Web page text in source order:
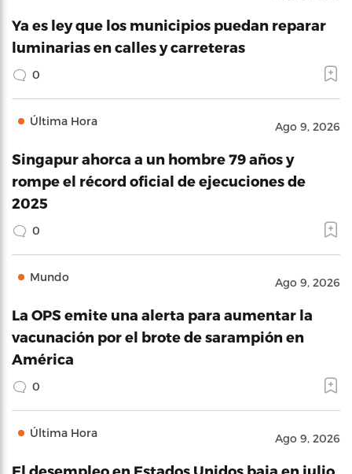
Ya es ley que los municipios puedan reparar
luminarias en calles y carreteras
0
Última Hora Ago 9, 2026
Singapur ahorca a un hombre 79 años y
rompe el récord oficial de ejecuciones de
2025
0
Mundo Ago 9, 2026
La OPS emite una alerta para aumentar la
vacunación por el brote de sarampión en
América
0
Última Hora Ago 9, 2026
El desempleo en Estados Unidos baja en julio